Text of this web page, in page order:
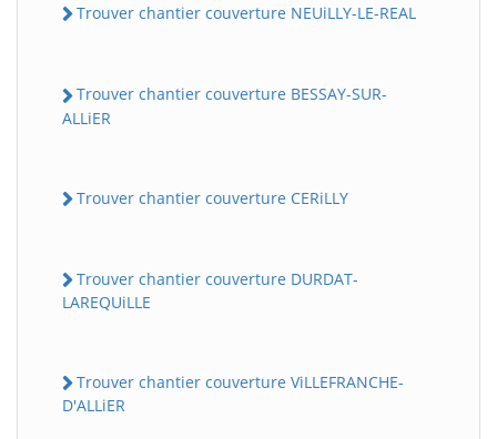
Trouver chantier couverture NEUiLLY-LE-REAL
Trouver chantier couverture BESSAY-SUR-
ALLiER
Trouver chantier couverture CERiLLY
Trouver chantier couverture DURDAT-
LAREQUiLLE
Trouver chantier couverture ViLLEFRANCHE-
D'ALLiER